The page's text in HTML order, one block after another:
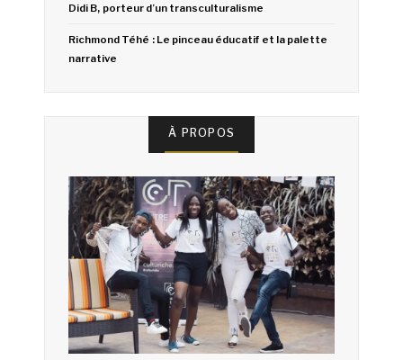
Didi B, porteur d’un transculturalisme
Richmond Téhé : Le pinceau éducatif et la palette
narrative
À PROPOS